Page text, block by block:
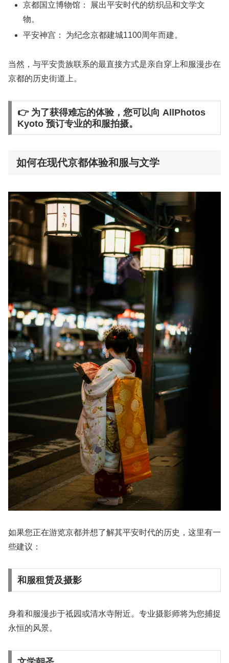
京都国立博物馆：
展出平安时代的纺织品和文学文
物。
平安神宫：
为纪念京都建城1100周年而建。
当然，与平安贵族联系的最直接方式是亲自穿上和服漫步在
京都的历史街道上。
👉 为了获得难忘的体验，您可以向 AllPhotos
Kyoto 预订专业的和服拍摄。
如何在现代京都体验和服与文学
如果您正在游览京都并想了解其平安时代的历史，这里有一
些建议：
和服租赁及摄影
身着和服漫步于祗园或清水寺附近。专业摄影师将为您捕捉
永恒的风景。